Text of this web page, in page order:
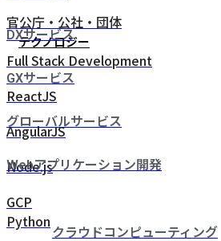
官公庁・公社・団体
テクノロジー
Full Stack Development
ReactJS
AngularJS
Node.js
GCP
Python
DXサービス
GXサービス
グローバルサービス
Webアプリケーション開発
クラウドコンピューティング